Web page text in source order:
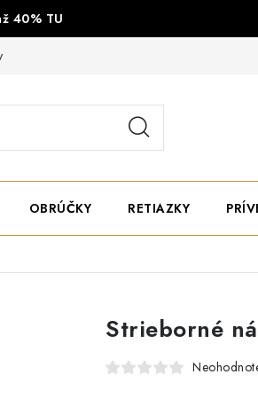
40% TU
OBRÚČKY RETIAZKY
Strieborné